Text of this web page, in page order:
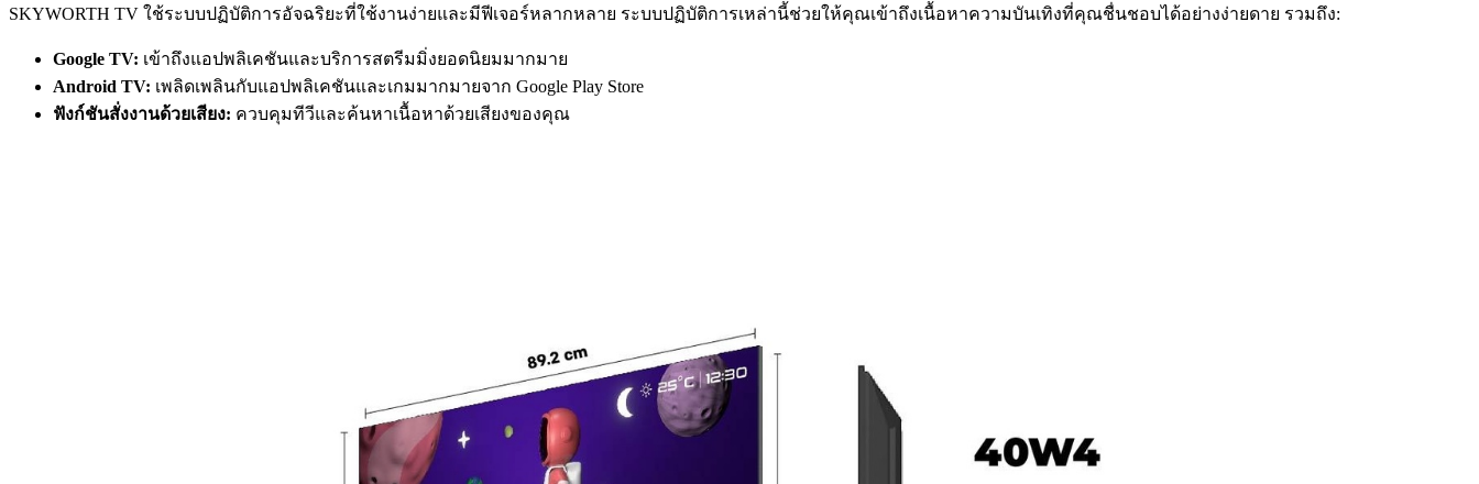
SKYWORTH TV ใช้ระบบปฏิบัติการอัจฉริยะที่ใช้งานง่ายและมีฟีเจอร์หลากหลาย ระบบปฏิบัติการเหล่านี้ช่วยให้คุณเข้าถึงเนื้อหาความบันเทิงที่คุณชื่นชอบได้อย่างง่ายดาย รวมถึง:
Google TV: เข้าถึงแอปพลิเคชันและบริการสตรีมมิ่งยอดนิยมมากมาย
Android TV: เพลิดเพลินกับแอปพลิเคชันและเกมมากมายจาก Google Play Store
ฟังก์ชันสั่งงานด้วยเสียง: ควบคุมทีวีและค้นหาเนื้อหาด้วยเสียงของคุณ